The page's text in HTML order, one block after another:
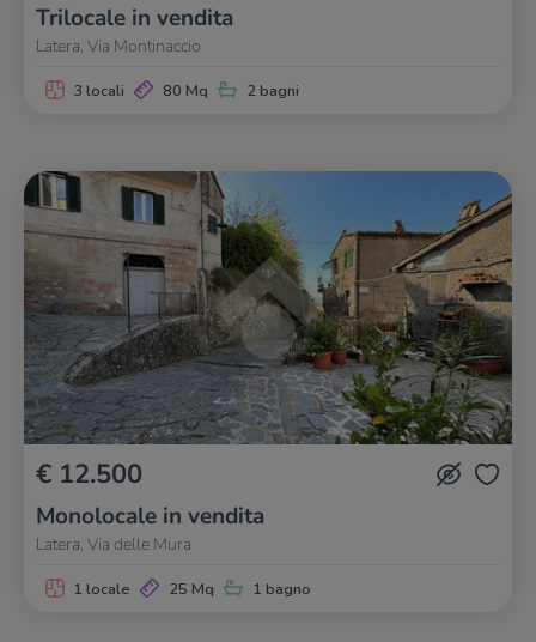
Trilocale in vendita
Latera, Via Montinaccio
3 locali 80 Mq 2 bagni
€ 12.500
Monolocale in vendita
Latera, Via delle Mura
1 locale 25 Mq 1 bagno